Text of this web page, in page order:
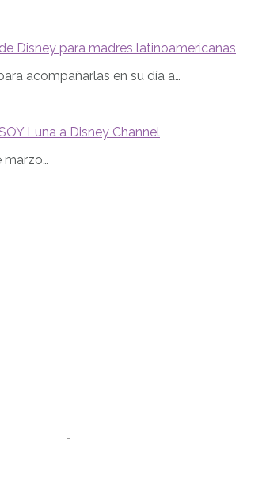
Disney para madres latinoamericanas
acompañarlas en su día a…
Luna a Disney Channel
marzo…